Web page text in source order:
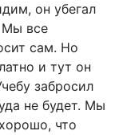
он убегал
Мы все
сам. Но
и тут он
забросил
не будет. Мы
что